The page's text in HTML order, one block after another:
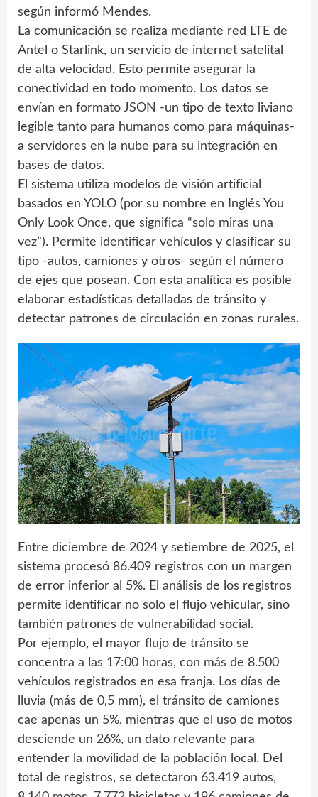
según informó Mendes.
La comunicación se realiza mediante red LTE de
Antel o Starlink, un servicio de internet satelital
de alta velocidad. Esto permite asegurar la
conectividad en todo momento. Los datos se
envían en formato JSON -un tipo de texto liviano
legible tanto para humanos como para máquinas-
a servidores en la nube para su integración en
bases de datos.
El sistema utiliza modelos de visión artificial
basados en YOLO (por su nombre en Inglés You
Only Look Once, que significa “solo miras una
vez”). Permite identificar vehículos y clasificar su
tipo -autos, camiones y otros- según el número
de ejes que posean. Con esta analítica es posible
elaborar estadísticas detalladas de tránsito y
detectar patrones de circulación en zonas rurales.
Entre diciembre de 2024 y setiembre de 2025, el
sistema procesó 86.409 registros con un margen
de error inferior al 5%. El análisis de los registros
permite identificar no solo el flujo vehicular, sino
también patrones de vulnerabilidad social.
Por ejemplo, el mayor flujo de tránsito se
concentra a las 17:00 horas, con más de 8.500
vehículos registrados en esa franja. Los días de
lluvia (más de 0,5 mm), el tránsito de camiones
cae apenas un 5%, mientras que el uso de motos
desciende un 26%, un dato relevante para
entender la movilidad de la población local. Del
total de registros, se detectaron 63.419 autos,